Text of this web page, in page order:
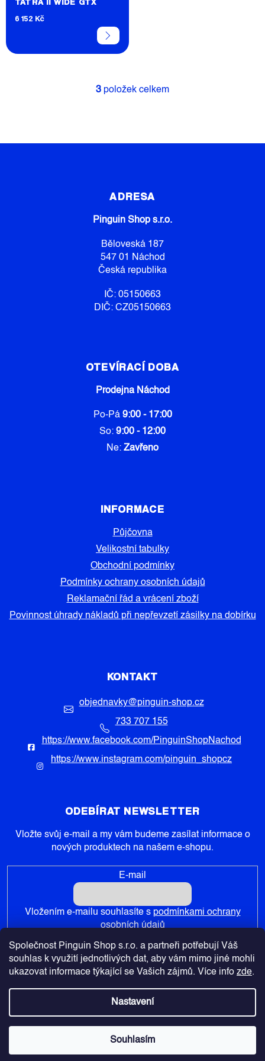
Společnost Pinguin Shop s.r.o. a partneři potřebují Váš
souhlas k využití jednotlivých dat, aby vám mimo jiné mohli
ukazovat informace týkající se Vašich zájmů. Více info zde.
Nastavení
Souhlasím
6 152 Kč
O
R
K
V
Ý
P
I
U
3 položek celkem
ADRESA
Pinguin Shop s.r.o.
Běloveská 187
547 01 Náchod
Česká republika
IČ: 05150663
DIČ: CZ05150663
OTEVÍRACÍ DOBA
Prodejna Náchod
Po-Pá 9:00 - 17:00
So: 9:00 - 12:00
Ne: Zavřeno
INFORMACE
Půjčovna
Velikostní tabulky
Obchodní podmínky
Podmínky ochrany osobních údajů
Reklamační řád a vrácení zboží
Povinnost úhrady nákladů při nepřevzetí zásilky na dobírku
KONTAKT
objednavky@pinguin-shop.cz
733 707 155
https://www.facebook.com/PinguinShopNachod
https://www.instagram.com/pinguin_shopcz
ODEBÍRAT NEWSLETTER
Vložte svůj e-mail a my vám budeme zasílat informace o
nových produktech na našem e-shopu.
E-mail
Vložením e-mailu souhlasíte s podmínkami ochrany
osobních údajů
PŘIHLÁSIT SE
Vytvořil Shoptet
Pinguin-Shop.cz. Všechna práva vyhrazena.